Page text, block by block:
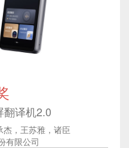
翻译机2.0
，王苏雅，诸臣
有限公司